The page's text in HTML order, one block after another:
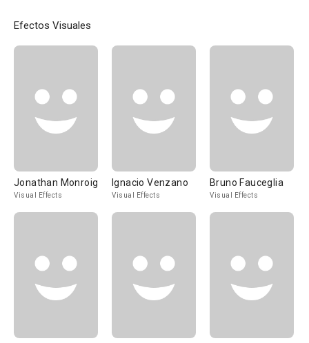
Efectos Visuales
Jonathan Monroig
Visual Effects
Ignacio Venzano
Visual Effects
Bruno Fauceglia
Visual Effects